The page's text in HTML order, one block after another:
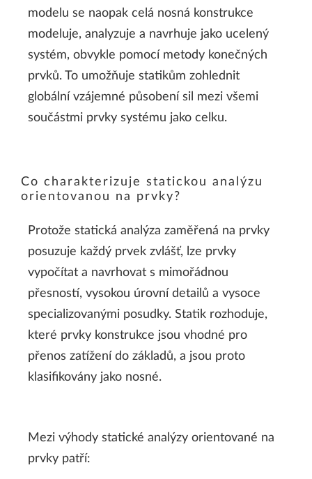
modelu se naopak celá nosná konstrukce
modeluje, analyzuje a navrhuje jako ucelený
systém, obvykle pomocí metody konečných
prvků. To umožňuje statikům zohlednit
globální vzájemné působení sil mezi všemi
součástmi prvky systému jako celku.
Co charakterizuje statickou analýzu
orientovanou na prvky?
Protože statická analýza zaměřená na prvky
posuzuje každý prvek zvlášť, lze prvky
vypočítat a navrhovat s mimořádnou
přesností, vysokou úrovní detailů a vysoce
specializovanými posudky. Statik rozhoduje,
které prvky konstrukce jsou vhodné pro
přenos zatížení do základů, a jsou proto
klasifikovány jako nosné.
Mezi výhody statické analýzy orientované na
prvky patří: